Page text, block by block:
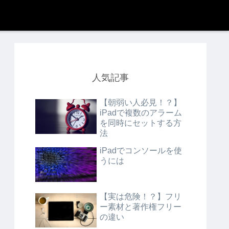
人気記事
【朝弱い人必見！？】
iPadで複数のアラーム
を同時にセットする方
法
iPadでコンソールを使
うには
【実は危険！？】フリ
ー素材と著作権フリー
の違い